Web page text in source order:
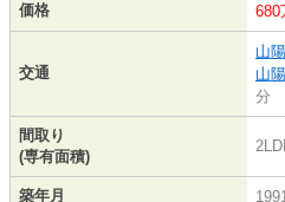
価格 680
交通
山
山
分
間取り
(専有面積)
築年月